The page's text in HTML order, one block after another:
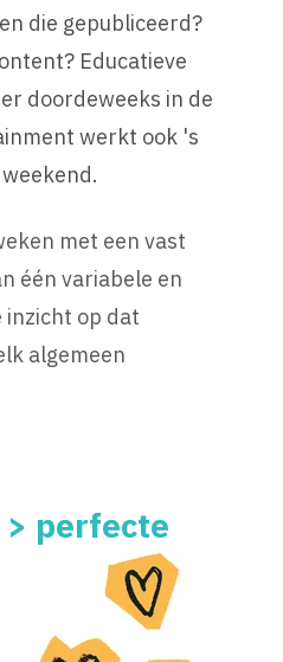
die gepubliceerd?
Educatieve
doordeweeks in de
werkt ook 's
met een vast
één variabele en
inzicht op dat
algemeen
perfecte